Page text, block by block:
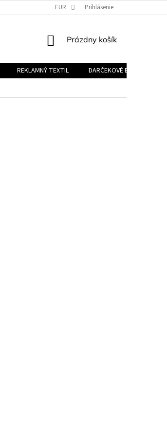
EUR Prihlásenie
NÁKUPNÝ
Prázdny košík
REKLAMNÝ TEXTIL
DARČEKOVÉ BALÍČKY